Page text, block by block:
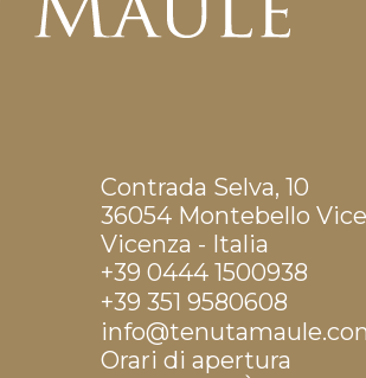
Contrada Selva, 10
36054 Montebello
Vicenza - Italia
+39 0444 1500938
+39 351 9580608
Orari di apertura